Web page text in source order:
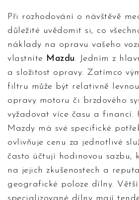
Při rozhodování o návštěvě
důležité uvědomit si, co
náklady na opravu vašeho
vlastníte Mazdu. Jedním z
a složitost opravy. Zatímco
filtru může být relativně
opravy motoru či brzdového
vyžadovat více času a financí.
Mazdy má své specifické
ovlivňuje cenu za jednotlivé
často účtují hodinovou sazbu,
na jejich zkušenostech a
geografické poloze dílny.